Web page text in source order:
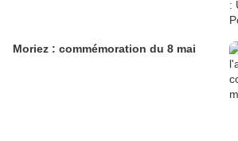
Moriez : commémoration du 8 mai